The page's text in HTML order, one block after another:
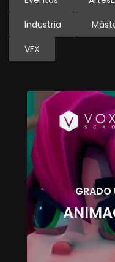
Industria
VFX
GRADO